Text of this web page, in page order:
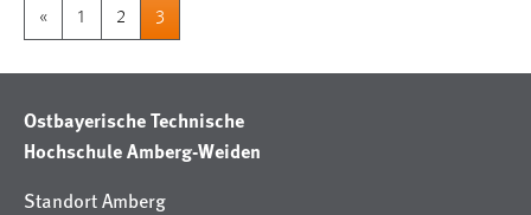
« 1 2 3
Ostbayerische Technische
Hochschule Amberg-Weiden
Standort Amberg